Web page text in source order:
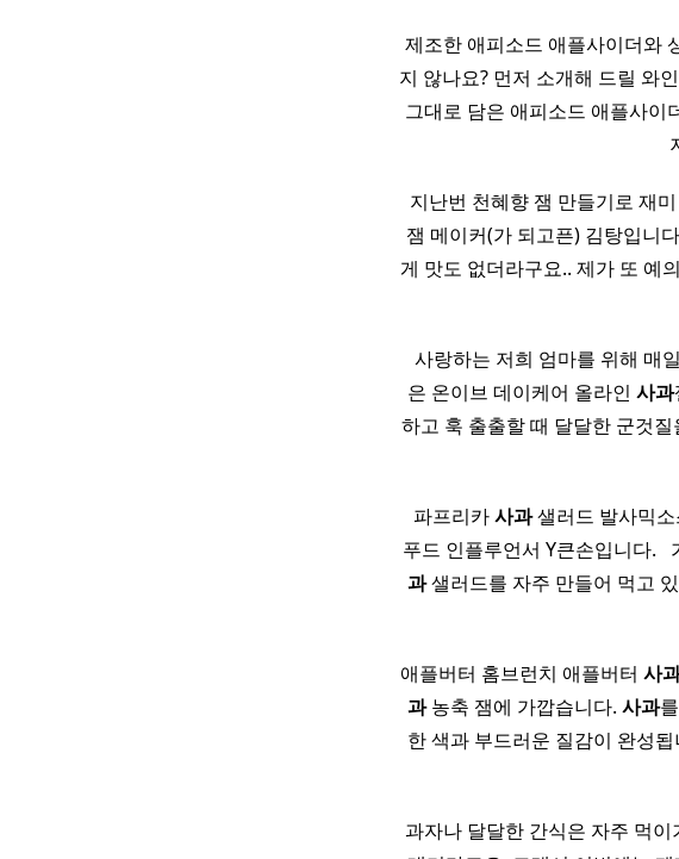
제조한 애피소드 애플사이더와
지 않나요? 먼저 소개해 드릴 와
그대로 담은 애피소드 애플사
지난번 천혜향 잼 만들기로 재
잼 메이커(가 되고픈) 김탕입니
게 맛도 없더라구요.. 제가 또 예
사랑하는 저희 엄마를 위해
은 온이브 데이케어 올라인 사과
하고 훅 출출할 때 달달한 군것
​ ​ 파프리카사과샐러드 발사믹소
푸드 인플루언서 Y큰손입니다.
과샐러드를 자주 만들어 먹고
애플버터 홈브런치 애플버터 사
과농축 잼에 가깝습니다. 사과
한 색과 부드러운 질감이 완성됩
과자나 달달한 간식은 자주 먹